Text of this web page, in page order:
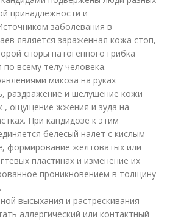
принадлежности и
заболевания в
является зараженная кожа стоп,
споры патогенного грибка
всему телу человека.
микоза на руках
раздражение и шелушение кожи
, ощущение жжения и зуда на
При кандидозе к этим
белесый налет с кислым
формирование желтоватых или
пластинах и изменение их
проникновением в толщину
высыхания и растрескивания
аллергический или контактный